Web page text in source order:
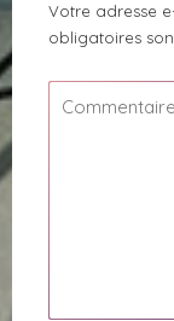
Votre adresse
obligatoires